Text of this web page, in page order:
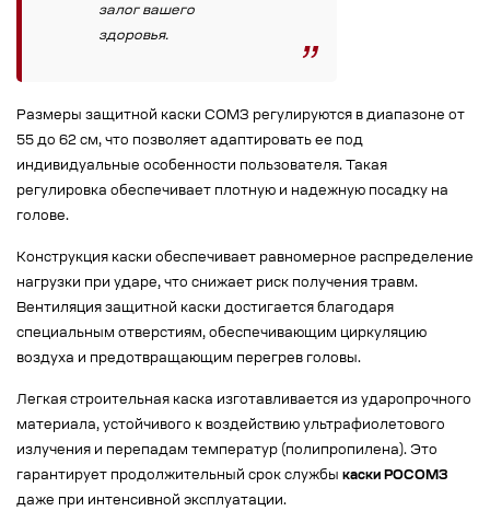
залог вашего
здоровья.
Размеры защитной каски СОМЗ регулируются в диапазоне от
55 до 62 см, что позволяет адаптировать ее под
индивидуальные особенности пользователя. Такая
регулировка обеспечивает плотную и надежную посадку на
голове.
Конструкция каски обеспечивает равномерное распределение
нагрузки при ударе, что снижает риск получения травм.
Вентиляция защитной каски достигается благодаря
специальным отверстиям, обеспечивающим циркуляцию
воздуха и предотвращающим перегрев головы.
Легкая строительная каска изготавливается из ударопрочного
материала, устойчивого к воздействию ультрафиолетового
излучения и перепадам температур (полипропилена). Это
гарантирует продолжительный срок службы каски РОСОМЗ
даже при интенсивной эксплуатации.